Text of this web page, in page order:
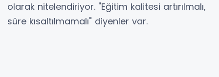
olarak nitelendiriyor. "Eğitim kalitesi artırılmalı,
süre kısaltılmamalı" diyenler var.